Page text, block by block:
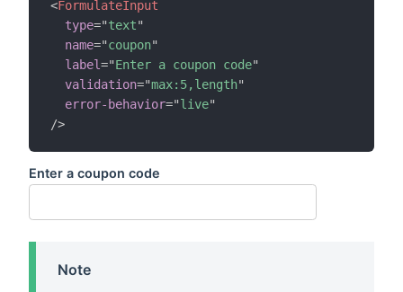
<FormulateInput
type="text"
name="coupon"
label="Enter a coupon code"
validation="max:5,length"
error-behavior="live"
/>
Enter a coupon code
Note